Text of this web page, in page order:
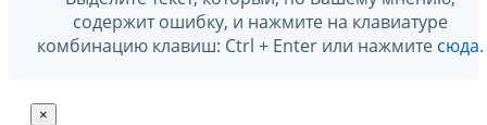
содержит ошибку, и нажмите на клавиатуре
комбинацию клавиш: Ctrl + Enter или нажмите сюда.
×